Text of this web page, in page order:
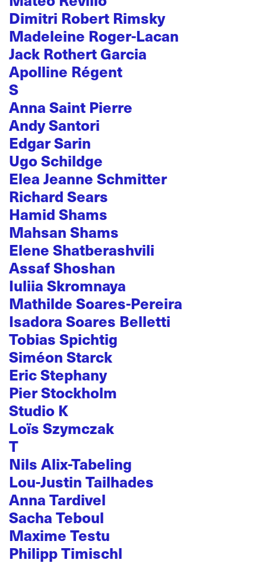
Dimitri Robert Rimsky
Madeleine Roger-Lacan
Jack Rothert Garcia
Apolline Régent
S
Anna Saint Pierre
Andy Santori
Edgar Sarin
Ugo Schildge
Elea Jeanne Schmitter
Richard Sears
Hamid Shams
Mahsan Shams
Elene Shatberashvili
Assaf Shoshan
Iuliia Skromnaya
Mathilde Soares-Pereira
Isadora Soares Belletti
Tobias Spichtig
Siméon Starck
Eric Stephany
Pier Stockholm
Studio K
Loïs Szymczak
T
Nils Alix-Tabeling
Lou-Justin Tailhades
Anna Tardivel
Sacha Teboul
Maxime Testu
Philipp Timischl